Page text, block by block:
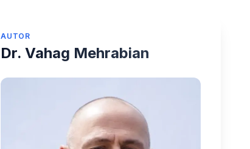
AUTOR
Dr. Vahag Mehrabian